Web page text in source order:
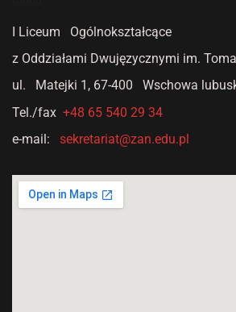
I Liceum Ogólnokształcące
z Oddziałami Dwujęzycznymi im.
ul. Matejki 1, 67-400 Wschowa
Tel./fax +48 65 540 29 34
e-mail: sekretariat@zan.edu.pl